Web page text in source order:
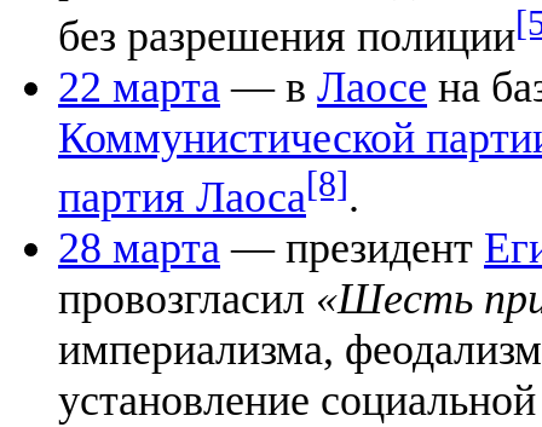
без разрешения полиции
22 марта — в Лаосе на
Коммунистической
партия Лаоса[8].
28 марта — президент
провозгласил «Шесть
империализма,
установление